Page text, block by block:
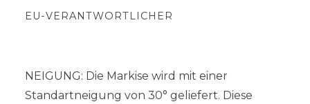
EU-VERANTWORTLICHER
NEIGUNG: Die Markise wird mit einer
Standartneigung von 30° geliefert. Diese